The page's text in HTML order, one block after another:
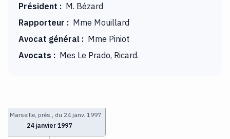
Président : M. Bézard
Rapporteur : Mme Mouillard
Avocat général : Mme Piniot
Avocats : Mes Le Prado, Ricard.
Marseille, prés., du 24 janv. 1997
24 janvier 1997